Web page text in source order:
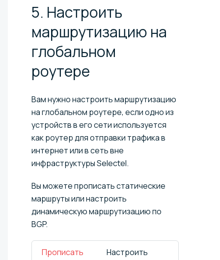
5. Настроить
маршрутизацию на
глобальном
роутере​
Вам нужно настроить маршрутизацию
на глобальном роутере, если одно из
устройств в его сети используется
как роутер для отправки трафика в
интернет или в сеть вне
инфраструктуры Selectel.
Вы можете прописать статические
маршруты или настроить
динамическую маршрутизацию по
BGP.
Прописать
Настроить